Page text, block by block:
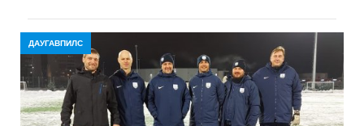
ДАУГАВПИЛС